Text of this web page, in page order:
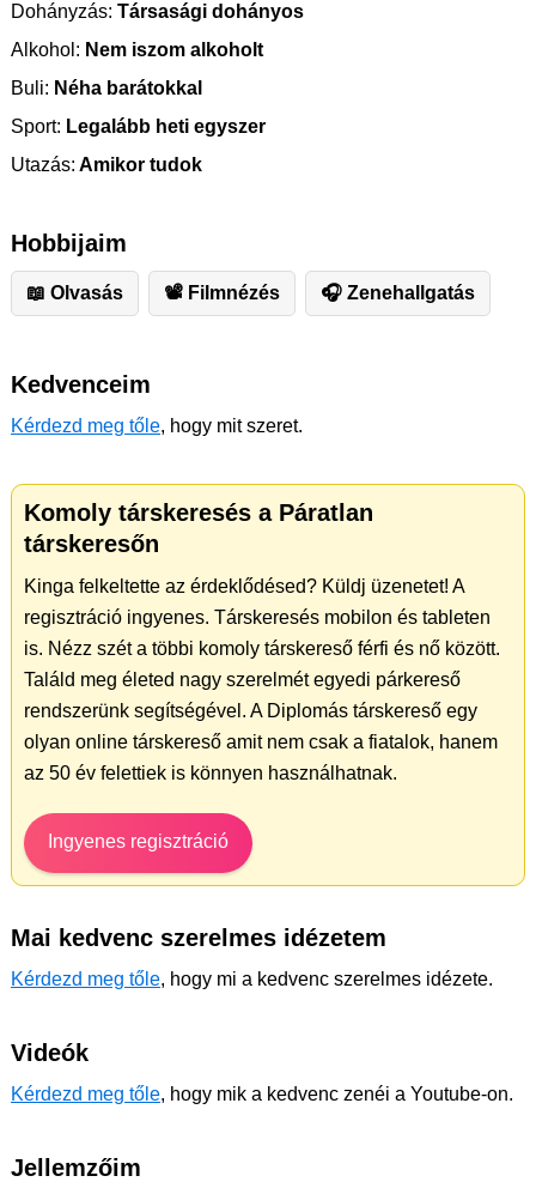
Dohányzás: Társasági dohányos
Alkohol: Nem iszom alkoholt
Buli: Néha barátokkal
Sport: Legalább heti egyszer
Utazás: Amikor tudok
Hobbijaim
📖 Olvasás 📽 Filmnézés 🎧 Zenehallgatás
Kedvenceim
Kérdezd meg tőle, hogy mit szeret.
Komoly társkeresés a Páratlan
társkeresőn
Kinga felkeltette az érdeklődésed? Küldj üzenetet! A
regisztráció ingyenes. Társkeresés mobilon és tableten
is. Nézz szét a többi komoly társkereső férfi és nő között.
Találd meg életed nagy szerelmét egyedi párkereső
rendszerünk segítségével. A Diplomás társkereső egy
olyan online társkereső amit nem csak a fiatalok, hanem
az 50 év felettiek is könnyen használhatnak.
Ingyenes regisztráció
Mai kedvenc szerelmes idézetem
Kérdezd meg tőle, hogy mi a kedvenc szerelmes idézete.
Videók
Kérdezd meg tőle, hogy mik a kedvenc zenéi a Youtube-on.
Jellemzőim